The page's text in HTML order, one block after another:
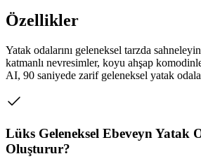
Özellikler
Yatak odalarını geleneksel tarzda
katmanlı nevresimler, koyu ahşap
AI, 90 saniyede zarif geleneksel yatak
Lüks Geleneksel Ebeveyn Yatak
Oluşturur?